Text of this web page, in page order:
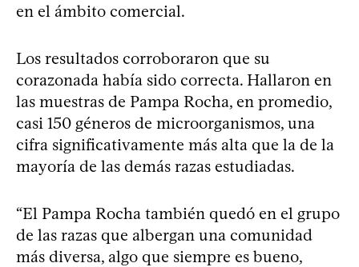
en el ámbito comercial.
Los resultados corroboraron que su
corazonada había sido correcta. Hallaron en
las muestras de Pampa Rocha, en promedio,
casi 150 géneros de microorganismos, una
cifra significativamente más alta que la de la
mayoría de las demás razas estudiadas.
“El Pampa Rocha también quedó en el grupo
de las razas que albergan una comunidad
más diversa, algo que siempre es bueno,